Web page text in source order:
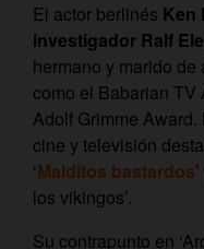
El actor berlinés Ken
investigador Ralf
hermano y marido
como el Babarian TV
Adolf Grimme
cine y televisión
‘Malditos bastardos
los vikingos’.
Su contrapunto en